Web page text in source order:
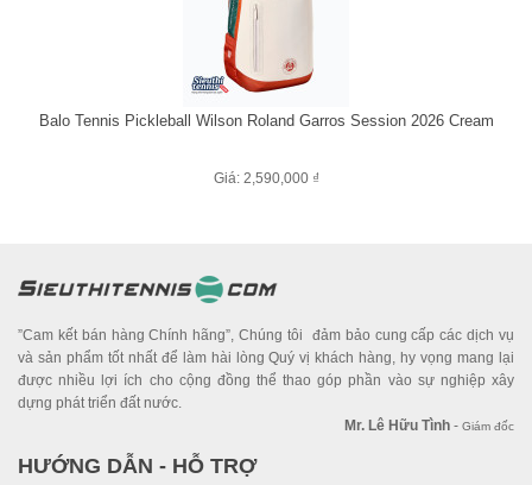
Balo Tennis Pickleball Wilson Roland Garros Session 2026 Cream
Giá: 2,590,000 ₫
”Cam kết bán hàng Chính hãng”, Chúng tôi đảm bảo cung cấp các dịch vụ
và sản phẩm tốt nhất để làm hài lòng Quý vị khách hàng, hy vọng mang lại
được nhiều lợi ích cho cộng đồng thể thao góp phần vào sự nghiệp xây
dựng phát triển đất nước.
Mr. Lê Hữu Tình - Giám đốc
HƯỚNG DẪN - HỖ TRỢ